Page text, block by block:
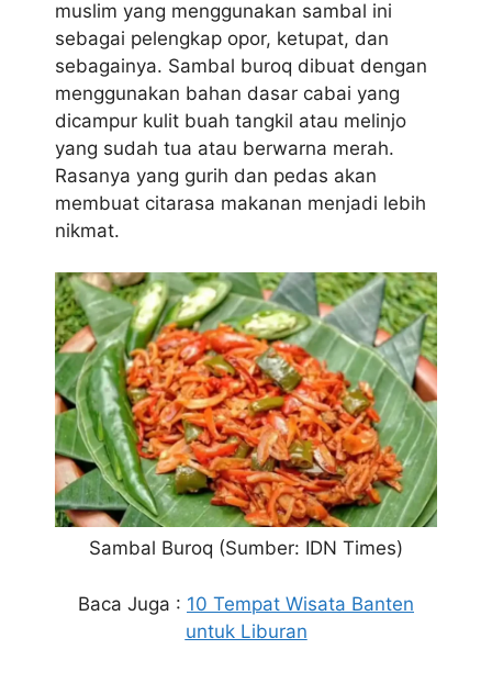
muslim yang menggunakan sambal ini
sebagai pelengkap opor, ketupat, dan
sebagainya. Sambal buroq dibuat dengan
menggunakan bahan dasar cabai yang
dicampur kulit buah tangkil atau melinjo
yang sudah tua atau berwarna merah.
Rasanya yang gurih dan pedas akan
membuat citarasa makanan menjadi lebih
nikmat.
Sambal Buroq (Sumber: IDN Times)
Baca Juga : 10 Tempat Wisata Banten
untuk Liburan